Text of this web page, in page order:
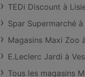
TEDi Discount à
Spar Supermarché
Magasins Maxi Zoo
E.Leclerc Jardi à
Tous les magasins